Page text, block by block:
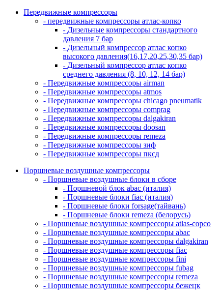
Передвижные компрессоры
- передвижные компрессоры атлас-копко
- Дизельные компрессоры стандартного
давления 7 бар
- Дизельный компрессор атлас копко
высокого давления(16,17,20,25,30,35 бар)
- Дизельный компрессор атлас копко
среднего давления (8, 10, 12, 14 бар)
- Передвижные компрессоры airman
- Передвижные компрессоры atmos
- Передвижные компрессоры chicago pneumatik
- Передвижные компрессоры comprag
- Передвижные компрессоры dalgakiran
- Передвижные компрессоры doosan
- Передвижные компрессоры remeza
- Передвижные компрессоры зиф
- Передвижные компрессоры пксд
Поршневые воздушные компрессоры
- Поршневые воздушные блоки в сборе
- Поршневой блок abac (италия)
- Поршневые блоки fiac (италия)
- Поршневые блоки forsage(тайвань)
- Поршневые блоки remeza (белорусь)
- Поршневые воздушные компрессоры atlas-copco
- Поршневые воздушные компрессоры abac
- Поршневые воздушные компрессоры dalgakiran
- Поршневые воздушные компрессоры fiac
- Поршневые воздушные компрессоры fini
- Поршневые воздушные компрессоры fubag
- Поршневые воздушные компрессоры remeza
- Поршневые воздушные компрессоры бежецк